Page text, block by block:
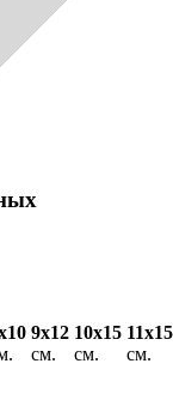
9х12
см.
10х15
см.
11х15
см.